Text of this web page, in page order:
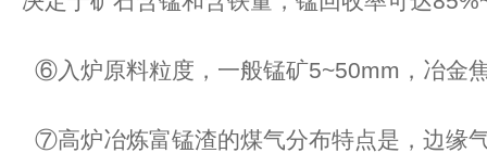
⑥入炉原料粒度，一般锰矿5~50mm，冶金
⑦高炉冶炼富锰渣的煤气分布特点是，边缘